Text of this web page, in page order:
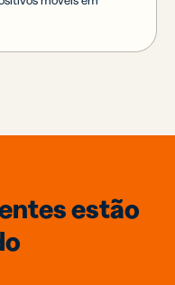
estão